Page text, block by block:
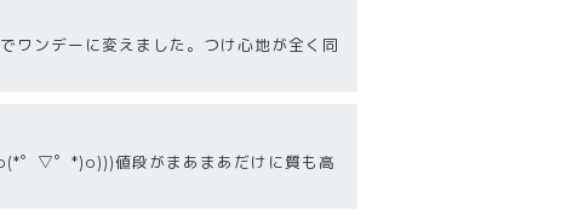
ワンデーに変えました。つけ心地が全く同
゜▽゜*)o)))値段がまあまあだけに質も高